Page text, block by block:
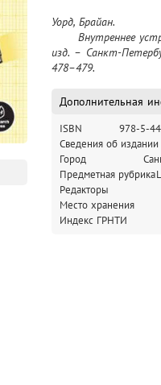
Уорд, Брайан.
изд. – Санкт-
478–479.
Дополнительная
ISBN 978-5-
Cведения об издании
Город
Предметная рубрика
Редакторы
Место хранения
Индекс ГРНТИ